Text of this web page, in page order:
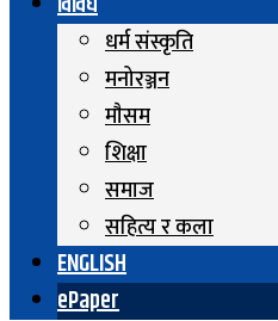
धर्म संस्कृति
मनोरञ्जन
माैसम
शिक्षा
समाज
सहित्य र कला
ENGLISH
ePaper